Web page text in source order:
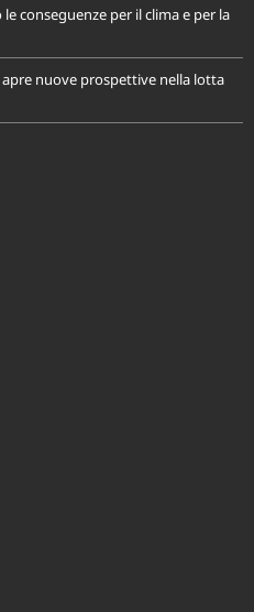
conseguenze per il clima e per la
nuove prospettive nella lotta